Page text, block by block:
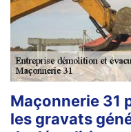
Maçonnerie 31
les gravats